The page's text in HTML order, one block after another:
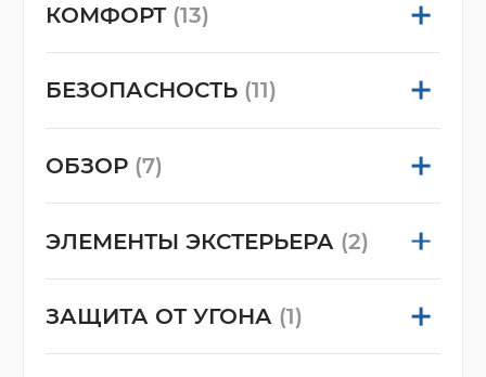
КОМФОРТ (13)
БЕЗОПАСНОСТЬ (11)
ОБЗОР (7)
ЭЛЕМЕНТЫ ЭКСТЕРЬЕРА (2)
ЗАЩИТА ОТ УГОНА (1)